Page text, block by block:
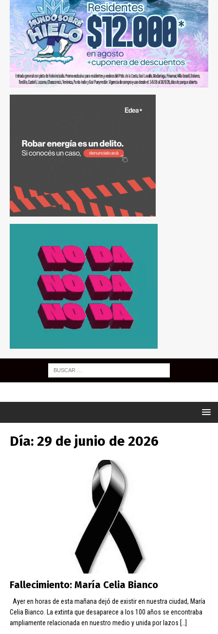
Día: 29 de junio de 2026
Fallecimiento: María Celia Bianco
Ayer en horas de esta mañana dejó de existir en nuestra ciudad, María
Celia Bianco. La extinta que desaparece a los 100 años se encontraba
ampliamente relacionada en nuestro medio y unida por lazos […]